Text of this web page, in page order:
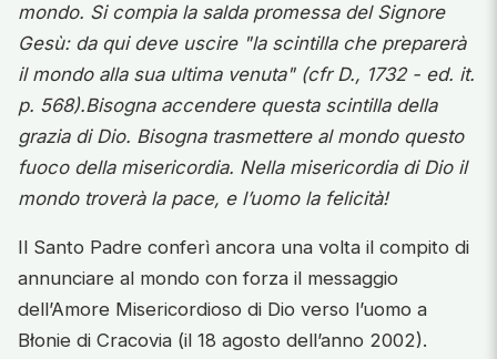
mondo. Si compia la salda promessa del Signore
Gesù: da qui deve uscire "la scintilla che preparerà
il mondo alla sua ultima venuta" (cfr D., 1732 - ed. it.
p. 568).Bisogna accendere questa scintilla della
grazia di Dio. Bisogna trasmettere al mondo questo
fuoco della misericordia. Nella misericordia di Dio il
mondo troverà la pace, e l’uomo la felicità!
Il Santo Padre conferì ancora una volta il compito di
annunciare al mondo con forza il messaggio
dell’Amore Misericordioso di Dio verso l’uomo a
Błonie di Cracovia (il 18 agosto dell’anno 2002).